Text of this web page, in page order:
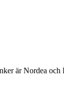
är Nordea och